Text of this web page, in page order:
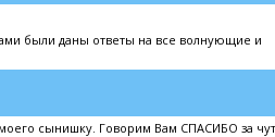
были даны ответы на все волнующие и
сынишку. Говорим Вам СПАСИБО за